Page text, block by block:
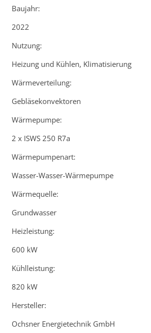
Baujahr:
2022
Nutzung:
Heizung und Kühlen, Klimatisierung
Wärmeverteilung:
Gebläsekonvektoren
Wärmepumpe:
2 x ISWS 250 R7a
Wärmepumpenart:
Wasser-Wasser-Wärmepumpe
Wärmequelle:
Grundwasser
Heizleistung:
600 kW
Kühlleistung:
820 kW
Hersteller:
Ochsner Energietechnik GmbH